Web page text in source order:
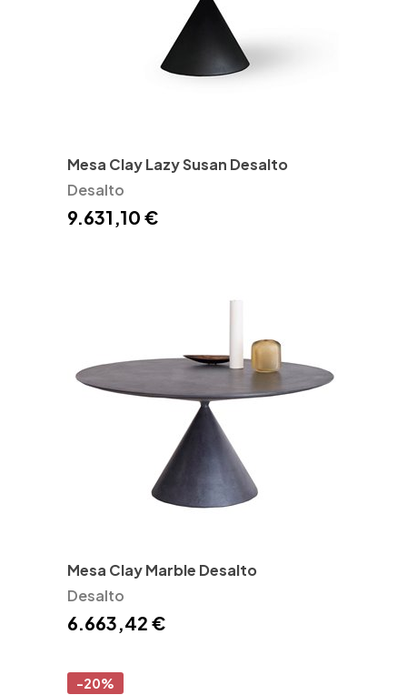
Mesa Clay Lazy Susan Desalto
Desalto
9.631,10 €
Mesa Clay Marble Desalto
Desalto
6.663,42 €
-20%